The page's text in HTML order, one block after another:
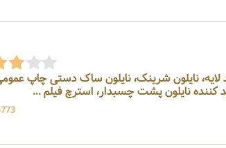
لایه، نایلون شرینک، نایلون ساک دستی چاپ
کننده نایلون پشت چسبدار، استرچ فیلم ...
4773